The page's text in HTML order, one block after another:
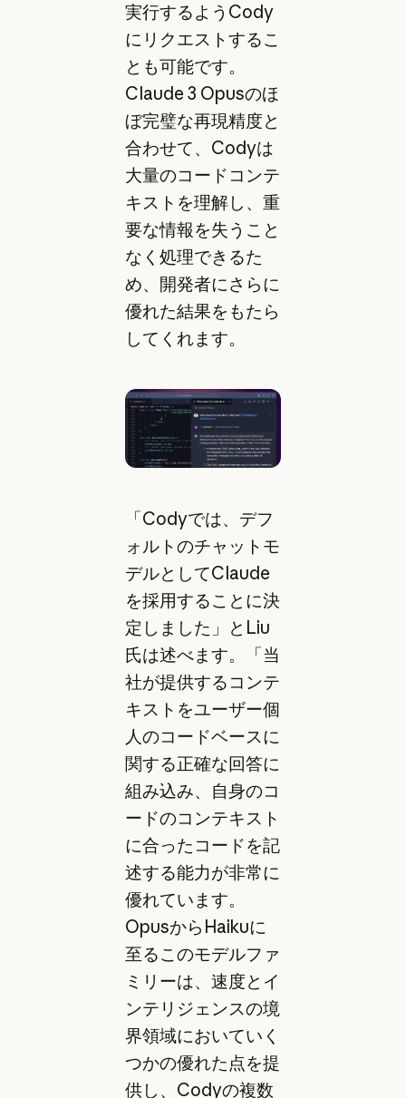
実行するようCody
にリクエストするこ
とも可能です。
Claude 3 Opusのほ
ぼ完璧な再現精度と
合わせて、Codyは
大量のコードコンテ
キストを理解し、重
要な情報を失うこと
なく処理できるた
め、開発者にさらに
優れた結果をもたら
してくれます。
「Codyでは、デフ
ォルトのチャットモ
デルとしてClaude
を採用することに決
定しました」とLiu
氏は述べます。「当
社が提供するコンテ
キストをユーザー個
人のコードベースに
関する正確な回答に
組み込み、自身のコ
ードのコンテキスト
に合ったコードを記
述する能力が非常に
優れています。
OpusからHaikuに
至るこのモデルファ
ミリーは、速度とイ
ンテリジェンスの境
界領域においていく
つかの優れた点を提
供し、Codyの複数